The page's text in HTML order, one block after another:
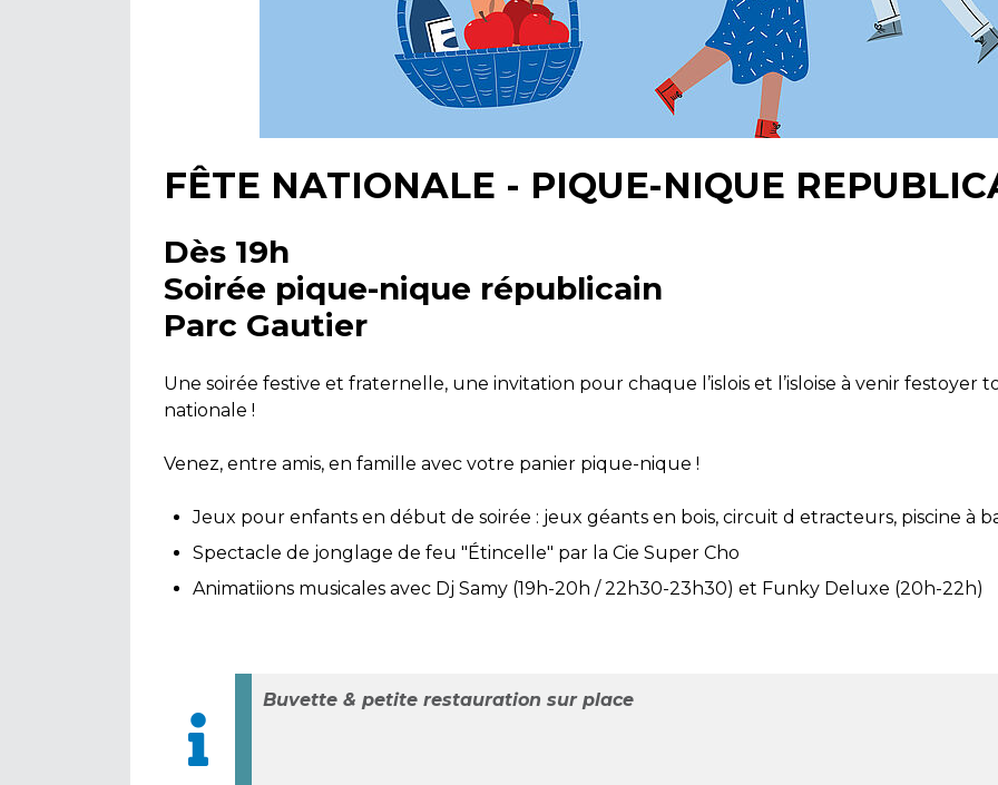
FÊTE NATIONALE - PIQUE-NIQUE
Dès 19h
Soirée pique-nique républicain
Parc Gautier
Une soirée festive et fraternelle, une invitation pour chaque l’islois et l’isloise à venir festoyer
nationale !
Venez, entre amis, en famille avec votre panier pique-nique !
Jeux pour enfants en début de soirée : jeux géants en bois, circuit d etracteurs, piscine à
Spectacle de jonglage de feu "Étincelle" par la Cie Super Cho
Animatiions musicales avec Dj Samy (19h-20h / 22h30-23h30) et Funky Deluxe (20h-22h)
Buvette & petite restauration sur place